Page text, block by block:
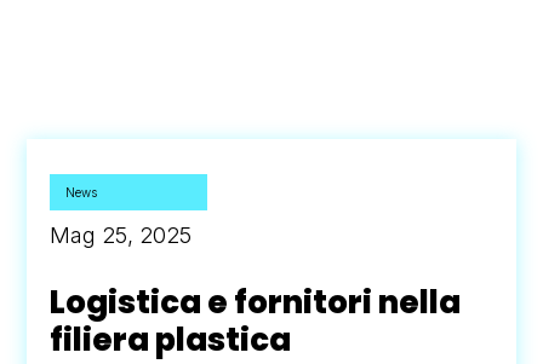
News
Mag 25, 2025
Logistica e fornitori nella
filiera plastica